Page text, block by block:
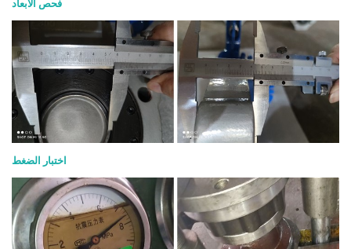
فحص الأبعاد
اختبار الضغط